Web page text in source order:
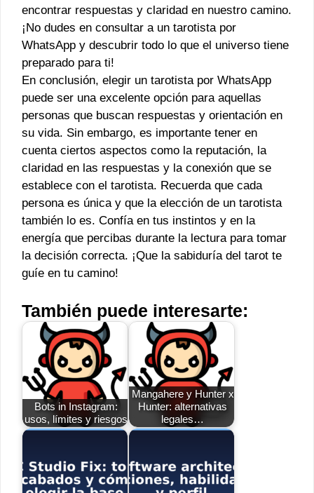
encontrar respuestas y claridad en nuestro camino.
¡No dudes en consultar a un tarotista por
WhatsApp y descubrir todo lo que el universo tiene
preparado para ti!
En conclusión, elegir un tarotista por WhatsApp
puede ser una excelente opción para aquellas
personas que buscan respuestas y orientación en
su vida. Sin embargo, es importante tener en
cuenta ciertos aspectos como la reputación, la
claridad en las respuestas y la conexión que se
establece con el tarotista. Recuerda que cada
persona es única y que la elección de un tarotista
también lo es. Confía en tus instintos y en la
energía que percibas durante la lectura para tomar
la decisión correcta. ¡Que la sabiduría del tarot te
guíe en tu camino!
También puede interesarte:
Bots in Instagram:
usos, límites y riesgos
Mangahere y Hunter x
Hunter: alternativas
legales…